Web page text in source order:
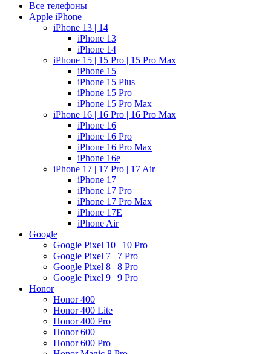
Все телефоны
Apple iPhone
iPhone 13 | 14
iPhone 13
iPhone 14
iPhone 15 | 15 Pro | 15 Pro Max
iPhone 15
iPhone 15 Plus
iPhone 15 Pro
iPhone 15 Pro Max
iPhone 16 | 16 Pro | 16 Pro Max
iPhone 16
iPhone 16 Pro
iPhone 16 Pro Max
iPhone 16e
iPhone 17 | 17 Pro | 17 Air
iPhone 17
iPhone 17 Pro
iPhone 17 Pro Max
iPhone 17E
iPhone Air
Google
Google Pixel 10 | 10 Pro
Google Pixel 7 | 7 Pro
Google Pixel 8 | 8 Pro
Google Pixel 9 | 9 Pro
Honor
Honor 400
Honor 400 Lite
Honor 400 Pro
Honor 600
Honor 600 Pro